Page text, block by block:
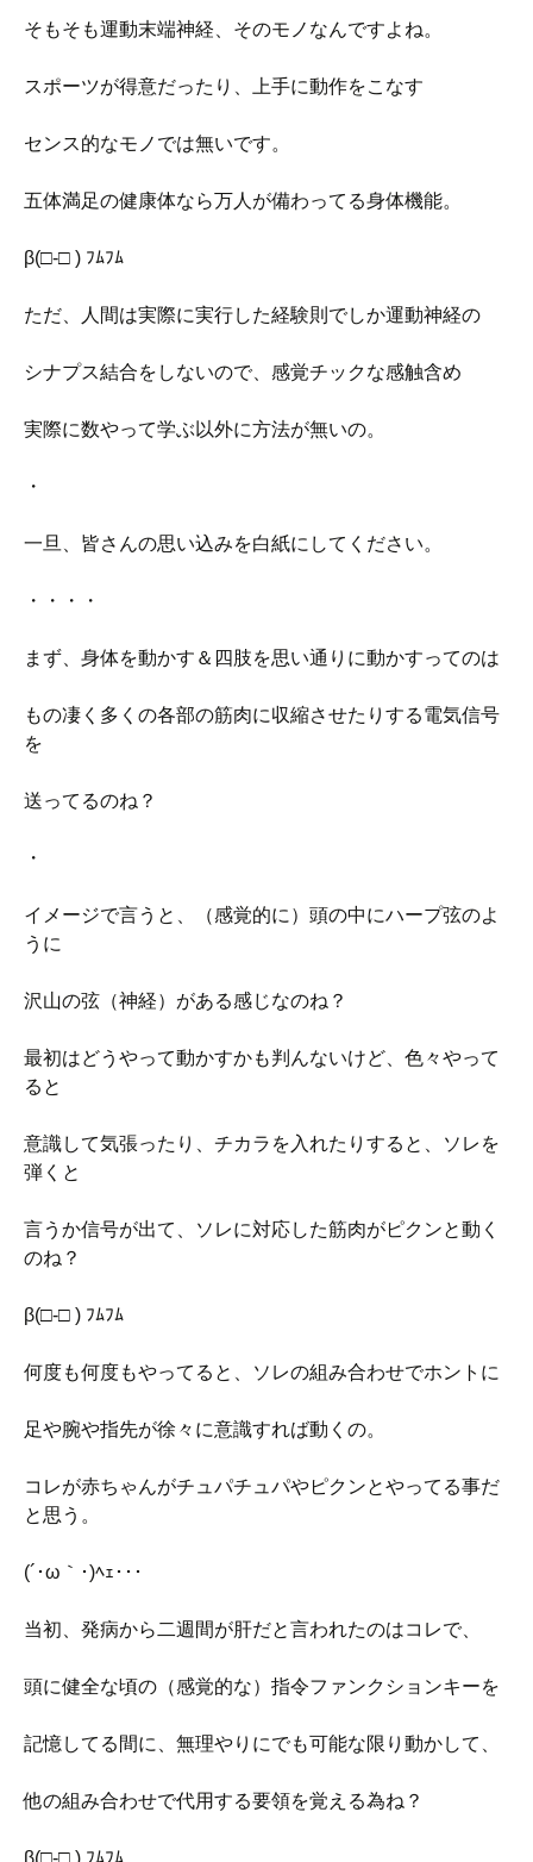
そもそも運動末端神経、そのモノなんですよね。
スポーツが得意だったり、上手に動作をこなす
センス的なモノでは無いです。
五体満足の健康体なら万人が備わってる身体機能。
β(□-□ ) ﾌﾑﾌﾑ
ただ、人間は実際に実行した経験則でしか運動神経の
シナプス結合をしないので、感覚チックな感触含め
実際に数やって学ぶ以外に方法が無いの。
・
一旦、皆さんの思い込みを白紙にしてください。
・・・・
まず、身体を動かす＆四肢を思い通りに動かすってのは
もの凄く多くの各部の筋肉に収縮させたりする電気信号
を
送ってるのね？
・
イメージで言うと、（感覚的に）頭の中にハープ弦のよ
うに
沢山の弦（神経）がある感じなのね？
最初はどうやって動かすかも判んないけど、色々やって
ると
意識して気張ったり、チカラを入れたりすると、ソレを
弾くと
言うか信号が出て、ソレに対応した筋肉がピクンと動く
のね？
β(□-□ ) ﾌﾑﾌﾑ
何度も何度もやってると、ソレの組み合わせでホントに
足や腕や指先が徐々に意識すれば動くの。
コレが赤ちゃんがチュパチュパやピクンとやってる事だ
と思う。
(´･ω｀･)ﾍｪ･･･
当初、発病から二週間が肝だと言われたのはコレで、
頭に健全な頃の（感覚的な）指令ファンクションキーを
記憶してる間に、無理やりにでも可能な限り動かして、
他の組み合わせで代用する要領を覚える為ね？
β(□-□ ) ﾌﾑﾌﾑ